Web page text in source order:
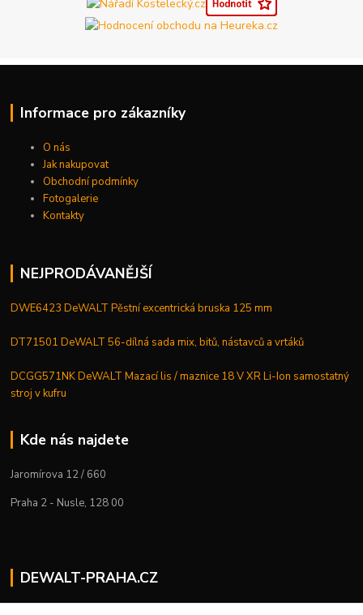
Informace pro zákazníky
O nás
Jak nakupovat
Obchodní podmínky
Fotogalerie
Kontakty
NEJPRODÁVANĚJŠÍ
DWE6423 DeWALT Pěstní excentrická bruska 125 mm
DT71501 DeWALT 56-dílná sada mix, bitů, nástavců a vrtáků
DCGG571NK DeWALT Mazací lis / maznice 18 V XR Li-Ion samostatný
stroj v kufru
Kde nás najdete
Jaromírova 12 / 660
Praha 2 - Nusle, 128 00
DEWALT-PRAHA.CZ